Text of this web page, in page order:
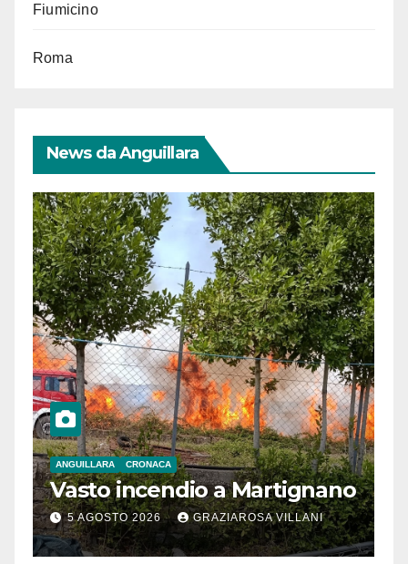
Fiumicino
Roma
News da Anguillara
ANGUILLARA CRONACA
Vasto incendio a Martignano
5 AGOSTO 2026 GRAZIAROSA VILLANI